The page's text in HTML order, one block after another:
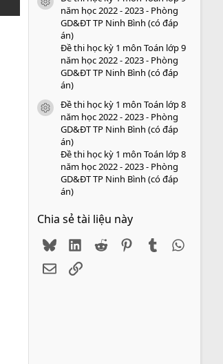
icon tài liệu
năm học 2022 - 2023 - Phòng
GD&ĐT TP Ninh Bình (có đáp
án)
Đề thi học kỳ 1 môn Toán lớp 9
năm học 2022 - 2023 - Phòng
GD&ĐT TP Ninh Bình (có đáp
án)
icon tài liệu
Đề thi học kỳ 1 môn Toán lớp 8
năm học 2022 - 2023 - Phòng
GD&ĐT TP Ninh Bình (có đáp
án)
Đề thi học kỳ 1 môn Toán lớp 8
năm học 2022 - 2023 - Phòng
GD&ĐT TP Ninh Bình (có đáp
án)
Chia sẻ tài liệu này
BlueskyLinkedIn
Reddit PinterestTumblr
EmailLink